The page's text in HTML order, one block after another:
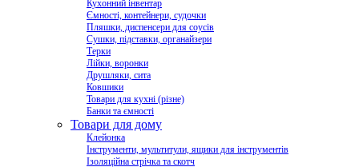
Кухонний інвентар
Ємності, контейнери, судочки
Пляшки, диспенсери для соусів
Сушки, підставки, органайзери
Терки
Лійки, воронки
Друшляки, сита
Ковшики
Товари для кухні (різне)
Банки та ємності
Товари для дому
Клейонка
Інструменти, мультитули, ящики для інструментів
Ізоляційна стрічка та скотч